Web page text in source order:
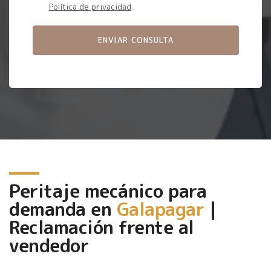
Política de privacidad.
Peritaje mecánico para
demanda en Galapagar |
Reclamación frente al
vendedor